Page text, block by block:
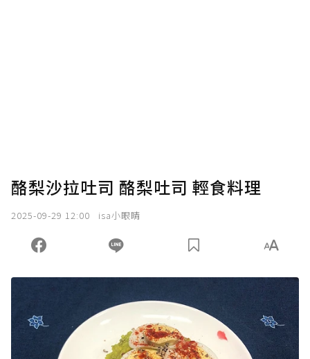
酪梨沙拉吐司 酪梨吐司 輕食料理
2025-09-29 12:00 isa小眼睛